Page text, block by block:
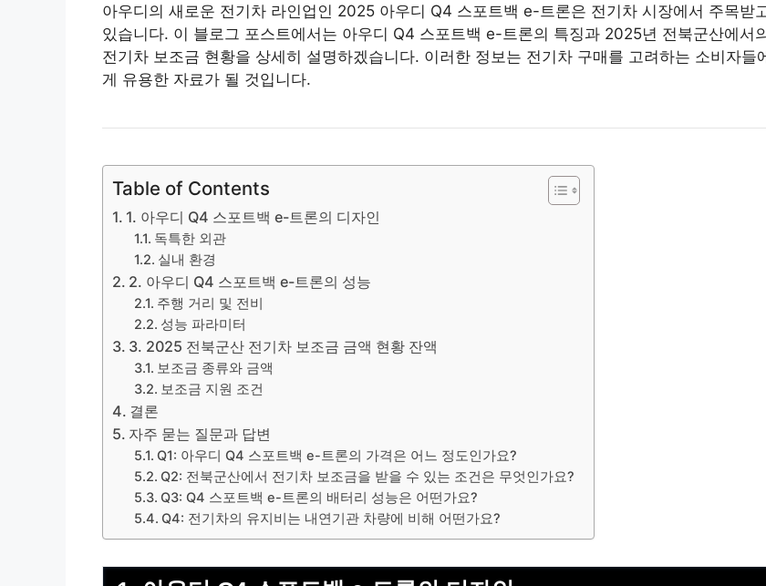
아우디의 새로운 전기차 라인업인 2025 아우디 Q4 스포트백 e-트론은 전기차 시장에서 주목받
있습니다. 이 블로그 포스트에서는 아우디 Q4 스포트백 e-트론의 특징과 2025년 전북군산에서
전기차 보조금 현황을 상세히 설명하겠습니다. 이러한 정보는 전기차 구매를 고려하는 소비자들
게 유용한 자료가 될 것입니다.
Table of Contents
1. 아우디 Q4 스포트백 e-트론의 디자인
독특한 외관
실내 환경
2. 아우디 Q4 스포트백 e-트론의 성능
주행 거리 및 전비
성능 파라미터
3. 2025 전북군산 전기차 보조금 금액 현황 잔액
보조금 종류와 금액
보조금 지원 조건
결론
자주 묻는 질문과 답변
Q1: 아우디 Q4 스포트백 e-트론의 가격은 어느 정도인가요?
Q2: 전북군산에서 전기차 보조금을 받을 수 있는 조건은 무엇인가요?
Q3: Q4 스포트백 e-트론의 배터리 성능은 어떤가요?
Q4: 전기차의 유지비는 내연기관 차량에 비해 어떤가요?